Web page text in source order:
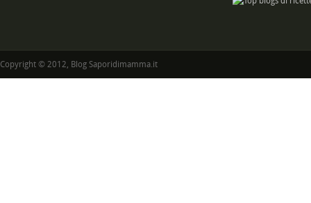
Copyright © 2012, Blog Saporidimamma.it